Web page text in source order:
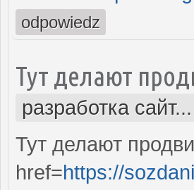
odpowiedz
Тут делают
разработка
Тут делают
href=https://